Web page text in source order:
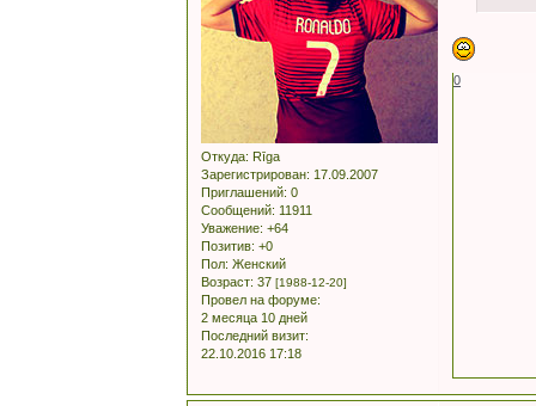
Откуда: Rīga
Зарегистрирован: 17.09.2007
Приглашений: 0
Сообщений: 11911
Уважение: +64
Позитив: +0
Пол: Женский
Возраст: 37 [1988-12-20]
Провел на форуме:
2 месяца 10 дней
Последний визит:
22.10.2016 17:18
0